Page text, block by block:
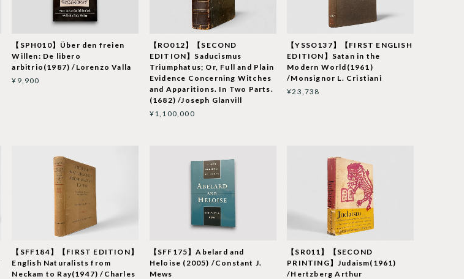
【SPH010】Über den freien
Willen: De libero
arbitrio(1987) /Lorenzo Valla
¥9,900
【RO012】【SECOND
EDITION】Saducismus
Triumphatus; Or, Full and Plain
Evidence Concerning Witches
and Apparitions. In Two Parts.
(1682) /Joseph Glanvill
¥1,100,000
【YSSO137】【FIRST ENGLISH
EDITION】Satan in the
Modern World(1961)
/Monsignor L. Cristiani
¥23,738
【SFF184】【FIRST EDITION】
English Naturalists from
Neckam to Ray(1947) /Charles
【SFF175】Abelard and
Heloise (2005) /Constant J.
Mews
【SR011】【SECOND
PRINTING】Judaism(1961)
/Hertzberg Arthur